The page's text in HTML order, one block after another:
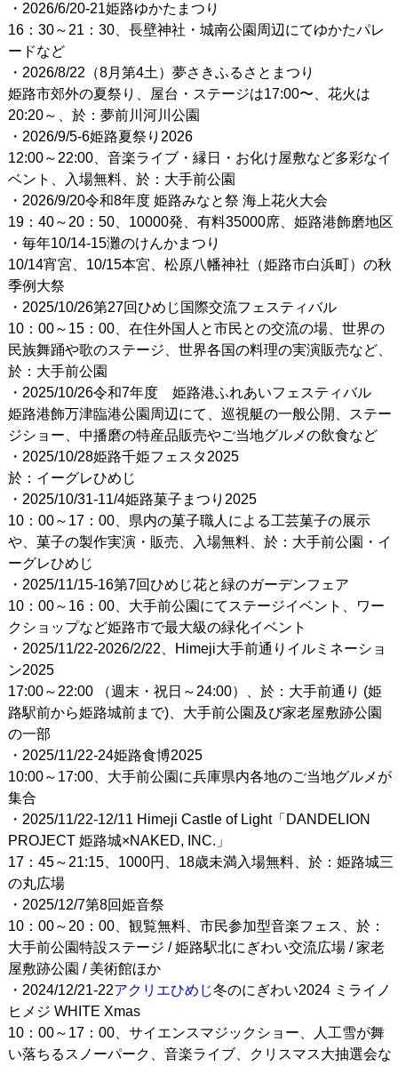
・2026/6/20-21姫路ゆかたまつり
16：30～21：30、長壁神社・城南公園周辺にてゆかたパレ
ードなど
・2026/8/22（8月第4土）夢さきふるさとまつり
姫路市郊外の夏祭り、屋台・ステージは17:00〜、花火は
20:20～、於：夢前川河川公園
・2026/9/5-6姫路夏祭り2026
12:00～22:00、音楽ライブ・縁日・お化け屋敷など多彩なイ
ベント、入場無料、於：大手前公園
・2026/9/20令和8年度 姫路みなと祭 海上花火大会
19：40～20：50、10000発、有料35000席、姫路港飾磨地区
・毎年10/14-15灘のけんかまつり
10/14宵宮、10/15本宮、松原八幡神社（姫路市白浜町）の秋
季例大祭
・2025/10/26第27回ひめじ国際交流フェスティバル
10：00～15：00、在住外国人と市民との交流の場、世界の
民族舞踊や歌のステージ、世界各国の料理の実演販売など、
於：大手前公園
・2025/10/26令和7年度 姫路港ふれあいフェスティバル
姫路港飾万津臨港公園周辺にて、巡視艇の一般公開、ステー
ジショー、中播磨の特産品販売やご当地グルメの飲食など
・2025/10/28姫路千姫フェスタ2025
於：イーグレひめじ
・2025/10/31-11/4姫路菓子まつり2025
10：00～17：00、県内の菓子職人による工芸菓子の展示
や、菓子の製作実演・販売、入場無料、於：大手前公園・イ
ーグレひめじ
・2025/11/15-16第7回ひめじ花と緑のガーデンフェア
10：00～16：00、大手前公園にてステージイベント、ワー
クショップなど姫路市で最大級の緑化イベント
・2025/11/22-2026/2/22、Himeji大手前通りイルミネーショ
ン2025
17:00～22:00 （週末・祝日～24:00）、於：大手前通り (姫
路駅前から姫路城前まで)、大手前公園及び家老屋敷跡公園
の一部
・2025/11/22-24姫路食博2025
10:00～17:00、大手前公園に兵庫県内各地のご当地グルメが
集合
・2025/11/22-12/11 Himeji Castle of Light「DANDELION
PROJECT 姫路城×NAKED, INC.」
17：45～21:15、1000円、18歳未満入場無料、於：姫路城三
の丸広場
・2025/12/7第8回姫音祭
10：00～20：00、観覧無料、市民参加型音楽フェス、於：
大手前公園特設ステージ / 姫路駅北にぎわい交流広場 / 家老
屋敷跡公園 / 美術館ほか
・2024/12/21-22アクリエひめじ冬のにぎわい2024 ミライノ
ヒメジ WHITE Xmas
10：00～17：00、サイエンスマジックショー、人工雪が舞
い落ちるスノーパーク、音楽ライブ、クリスマス大抽選会な